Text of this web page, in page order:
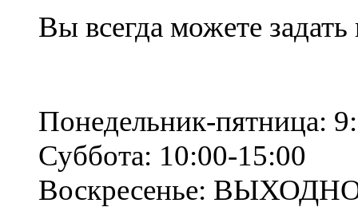
Вы всегда можете
Понедельник-пятница:
Суббота: 10:00-15:00
Воскресенье: